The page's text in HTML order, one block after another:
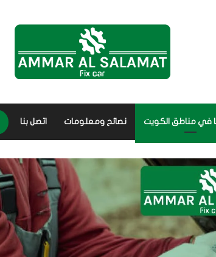
في مناطق الكويت نصائح ومعلومات اتصل بنا